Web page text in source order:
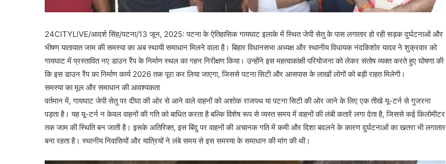
24CITYLIVE/आदर्श सिंह/पटना/13 जून, 2025: पटना के ऐतिहासिक गायघाट इलाके में स्थित जेपी सेतु के पास लगातार हो रही सड़क दुर्घटनाओं और
भीषण यातायात जाम की समस्या का अब स्थायी समाधान मिलने वाला है। बिहार विधानसभा अध्यक्ष और स्थानीय विधायक नंदकिशोर यादव ने शुक्रवार को
गायघाट में प्रस्तावित नए डाउन रैंप के निर्माण स्थल का गहन निरीक्षण किया। उन्होंने इस महत्वाकांक्षी परियोजना को लेकर संतोष व्यक्त करते हुए घोषणा की
कि इस डाउन रैंप का निर्माण कार्य 2026 तक पूरा कर लिया जाएगा, जिससे पटना सिटी और आसपास के लाखों लोगों को बड़ी राहत मिलेगी।
समस्या का मूल और समाधान की आवश्यकता
वर्तमान में, गायघाट जेपी सेतु पर दीघा की ओर से आने वाले वाहनों को अशोक राजपथ या पटना सिटी की ओर जाने के लिए एक तीखे यू-टर्न से गुजरना
पड़ता है। यह यू-टर्न न केवल वाहनों की गति को बाधित करता है बल्कि विशेष रूप से व्यस्त समय में वाहनों की लंबी कतारें लगा देता है, जिससे कई किलोमीटर
तक जाम की स्थिति बन जाती है। इसके अतिरिक्त, इस बिंदु पर वाहनों की अचानक गति में कमी और दिशा बदलने के कारण दुर्घटनाओं का खतरा भी लगातार
बना रहता है। स्थानीय निवासियों और यात्रियों ने लंबे समय से इस समस्या के समाधान की मांग की थी।